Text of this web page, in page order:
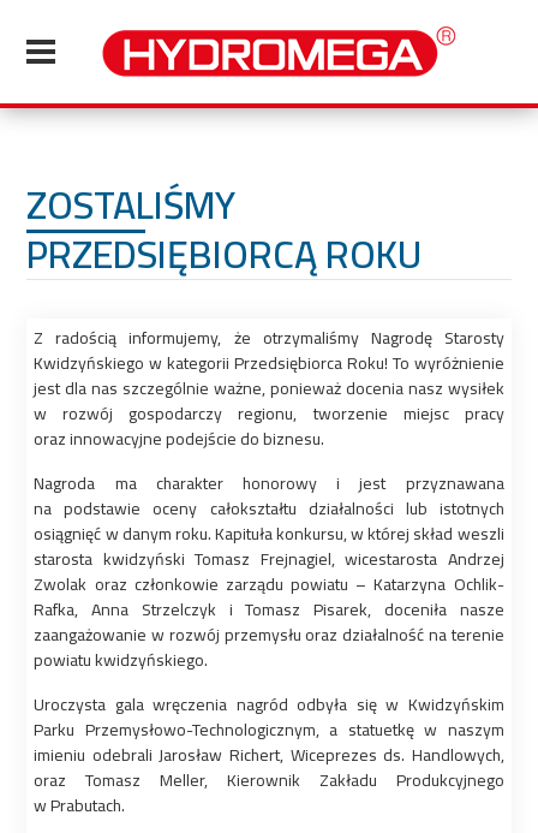
ZOSTALIŚMY
PRZEDSIĘBIORCĄ ROKU
Z radością informujemy, że otrzymaliśmy Nagrodę Starosty
Kwidzyńskiego w kategorii Przedsiębiorca Roku! To wyróżnienie
jest dla nas szczególnie ważne, ponieważ docenia nasz wysiłek
w rozwój gospodarczy regionu, tworzenie miejsc pracy
oraz innowacyjne podejście do biznesu.
Nagroda ma charakter honorowy i jest przyznawana
na podstawie oceny całokształtu działalności lub istotnych
osiągnięć w danym roku. Kapituła konkursu, w której skład weszli
starosta kwidzyński Tomasz Frejnagiel, wicestarosta Andrzej
Zwolak oraz członkowie zarządu powiatu – Katarzyna Ochlik-
Rafka, Anna Strzelczyk i Tomasz Pisarek, doceniła nasze
zaangażowanie w rozwój przemysłu oraz działalność na terenie
powiatu kwidzyńskiego.
Uroczysta gala wręczenia nagród odbyła się w Kwidzyńskim
Parku Przemysłowo-Technologicznym, a statuetkę w naszym
imieniu odebrali Jarosław Richert, Wiceprezes ds. Handlowych,
oraz Tomasz Meller, Kierownik Zakładu Produkcyjnego
w Prabutach.